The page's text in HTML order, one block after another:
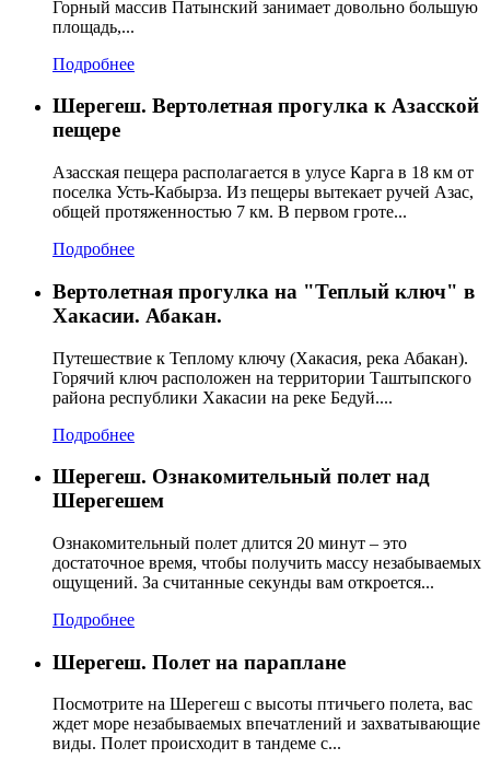
Горный массив Патынский занимает довольно большую
площадь,...
Подробнее
Шерегеш. Вертолетная прогулка к Азасской
пещере
Азасская пещера располагается в улусе Карга в 18 км от
поселка Усть-Кабырза. Из пещеры вытекает ручей Азас,
общей протяженностью 7 км. В первом гроте...
Подробнее
Вертолетная прогулка на "Теплый ключ" в
Хакасии. Абакан.
Путешествие к Теплому ключу (Хакасия, река Абакан).
Горячий ключ расположен на территории Таштыпского
района республики Хакасии на реке Бедуй....
Подробнее
Шерегеш. Ознакомительный полет над
Шерегешем
Ознакомительный полет длится 20 минут – это
достаточное время, чтобы получить массу незабываемых
ощущений. За считанные секунды вам откроется...
Подробнее
Шерегеш. Полет на параплане
Посмотрите на Шерегеш с высоты птичьего полета, вас
ждет море незабываемых впечатлений и захватывающие
виды. Полет происходит в тандеме с...